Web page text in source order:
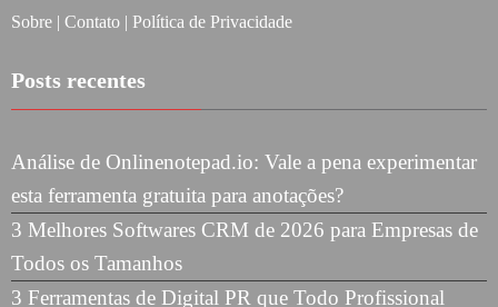
Sobre | Contato | Política de Privacidade
Posts recentes
Análise de Onlinenotepad.io: Vale a pena experimentar
esta ferramenta gratuita para anotações?
3 Melhores Softwares CRM de 2026 para Empresas de
Todos os Tamanhos
3 Ferramentas de Digital PR que Todo Profissional